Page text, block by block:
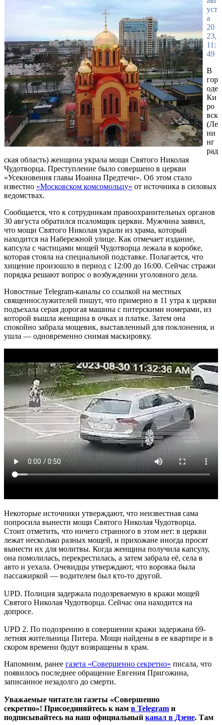
уст
а
20
23,
11:
49
В
гор
оде
Ки
ро
вск
(Ле
ни
нг
рад
ская область) женщина украла мощи Святого Николая
Чудотворца. Преступление было совершено в церкви
«Усекновения главы Иоанна Предтечи». Об этом стало
известно «Московском комсомольцу» от источника в силовых
ведомствах.
Сообщается, что к сотрудникам правоохранительных органов
30 августа обратился псаломщик церкви. Мужчина заявил,
что мощи Святого Николая украли из храма, который
находится на Набережной улице. Как отмечает издание,
капсула с частицами мощей Чудотворца лежала в коробке,
которая стояла на специальной подставке. Полагается, что
хищение произошло в период с 12:00 до 16:00. Сейчас стражи
порядка решают вопрос о возбуждении уголовного дела.
Новостные Telegram-каналы со ссылкой на местных
священнослужителей пишут, что примерно в 11 утра к церкви
подъехала серая дорогая машина с питерскими номерами, из
которой вышла женщина в очках и платке. Затем она
спокойно забрала мощевик, выставленный для поклонения, и
ушла — одновременно снимая маскировку.
Некоторые источники утверждают, что неизвестная сама
попросила вынести мощи Святого Николая Чудотворца.
Стоит отметить, что ничего странного в этом нет: в церкви
лежат несколько разных мощей, и прихожане иногда просят
вынести их для молитвы. Когда женщина получила капсулу,
она помолилась, перекрестилась, а затем забрала её, села в
авто и уехала. Очевидцы утверждают, что воровка была
пассажиркой — водителем был кто-то другой.
UPD. Полиция задержала подозреваемую в кражи мощей
Святого Николая Чудотворца. Сейчас она находится на
допросе.
UPD 2. По подозрению в совершении кражи задержана 69-
летняя жительница Питера. Мощи найдены в ее квартире и в
скором времени будут возвращены в храм.
Напомним, ранее газета «Совершенно секретно» писала, что
появилось последнее обращение Евгения Пригожина,
записанное незадолго до смерти.
Уважаемые читатели газеты «Совершенно
секретно»! Присоединяйтесь к нам в Telegram и
подписывайтесь на наш официальный канал в Дзене. Там